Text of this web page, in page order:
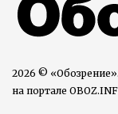
2026 ©
на портале